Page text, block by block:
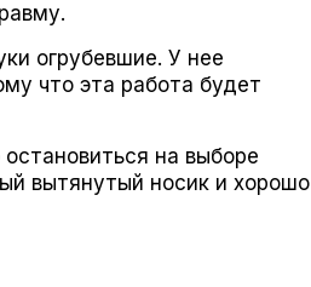
огрубевшие. У нее
что эта работа будет
на выборе
вытянутый носик и хорошо